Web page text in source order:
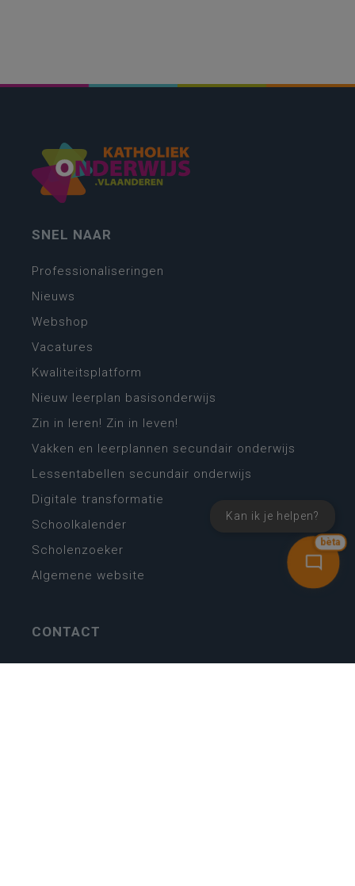
bèta
Kan ik je helpen?
SNEL NAAR
Professionaliseringen
Nieuws
Webshop
Vacatures
Kwaliteitsplatform
Nieuw leerplan basisonderwijs
Zin in leren! Zin in leven!
Vakken en leerplannen secundair onderwijs
Lessentabellen secundair onderwijs
Digitale transformatie
Schoolkalender
Scholenzoeker
Algemene website
CONTACT
Wie is wie